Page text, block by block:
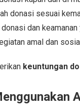
donasi sesuai
dan
amal dan
keuntungan